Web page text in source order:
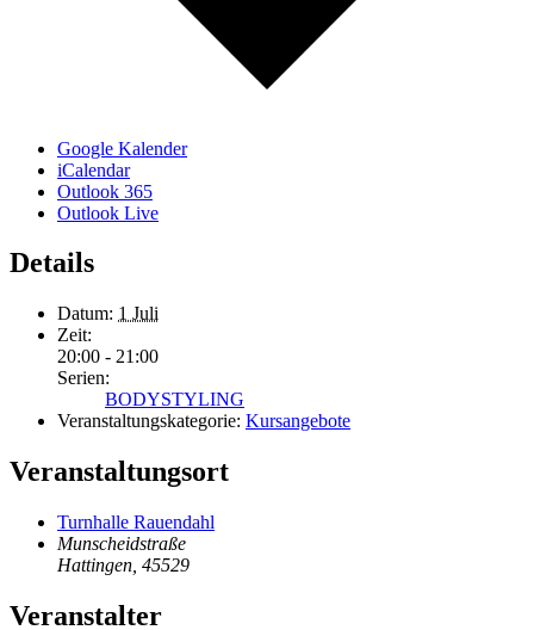
Google Kalender
iCalendar
Outlook 365
Outlook Live
Details
Datum: 1 Juli
Zeit:
20:00 - 21:00
Serien:
BODYSTYLING
Veranstaltungskategorie: Kursangebote
Veranstaltungsort
Turnhalle Rauendahl
Munscheidstraße
Hattingen 45529
Veranstalter